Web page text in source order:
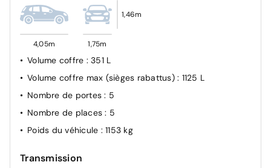
Système de détection des piétons
4,05m 1,75m
1,46m
Volume coffre : 351 L
Volume coffre max (sièges rabattus) : 1125 L
Nombre de portes: 5
Nombre de places: 5
Poids du véhicule : 1153 kg
Transmission